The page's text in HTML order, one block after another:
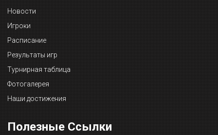
Новости
Игроки
Расписание
Результаты игр
Турнирная таблица
Фотогалерея
Наши достижения
Полезные Ссылки